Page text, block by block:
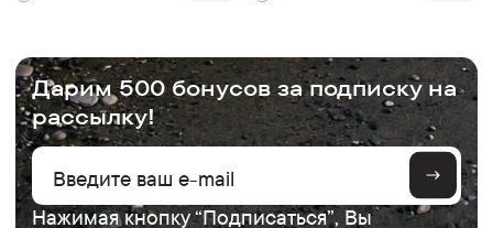
Дарим 500 бонусов за подписку на
рассылку!
Нажимая кнопку “Подписаться”, Вы